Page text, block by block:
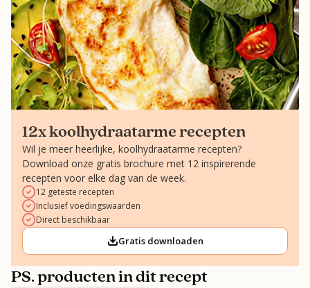
PS. producten in dit recept
12x koolhydraatarme recepten
Wil je meer heerlijke, koolhydraatarme recepten?
Download onze gratis brochure met 12 inspirerende
recepten voor elke dag van de week.
12 geteste recepten
Inclusief voedingswaarden
Direct beschikbaar
Gratis downloaden